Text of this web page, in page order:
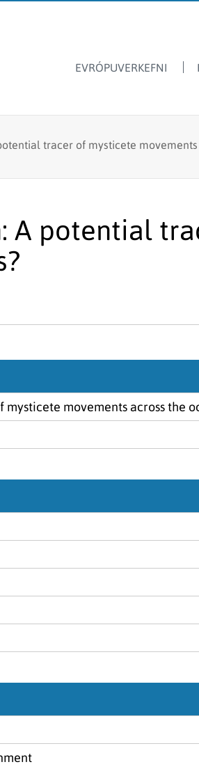
EVRÓPUVERKEFNI
Dýrasvif
Fiskmerkingar
Framandi sjávarlífverur
Ársskýrslur
Fréttir & tilkynningar
Lax- og silungsveiðin -
Hafrannsóknastofnun
tracer of mysticete movements
A potential
movements across the